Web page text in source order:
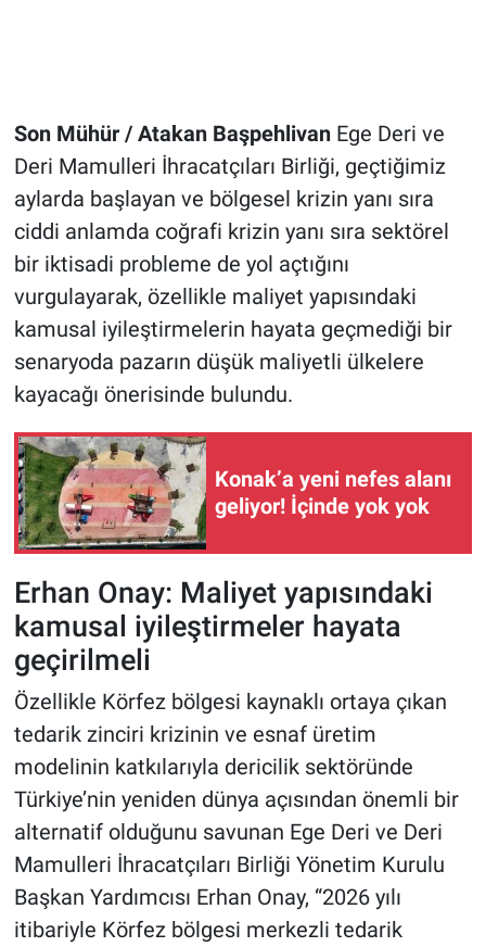
Son Mühür / Atakan Başpehlivan Ege Deri ve
Deri Mamulleri İhracatçıları Birliği, geçtiğimiz
aylarda başlayan ve bölgesel krizin yanı sıra
ciddi anlamda coğrafi krizin yanı sıra sektörel
bir iktisadi probleme de yol açtığını
vurgulayarak, özellikle maliyet yapısındaki
kamusal iyileştirmelerin hayata geçmediği bir
senaryoda pazarın düşük maliyetli ülkelere
kayacağı önerisinde bulundu.
Konak’a yeni nefes alanı
geliyor! İçinde yok yok
Erhan Onay: Maliyet yapısındaki
kamusal iyileştirmeler hayata
geçirilmeli
Özellikle Körfez bölgesi kaynaklı ortaya çıkan
tedarik zinciri krizinin ve esnaf üretim
modelinin katkılarıyla dericilik sektöründe
Türkiye’nin yeniden dünya açısından önemli bir
alternatif olduğunu savunan Ege Deri ve Deri
Mamulleri İhracatçıları Birliği Yönetim Kurulu
Başkan Yardımcısı Erhan Onay, “2026 yılı
itibariyle Körfez bölgesi merkezli tedarik